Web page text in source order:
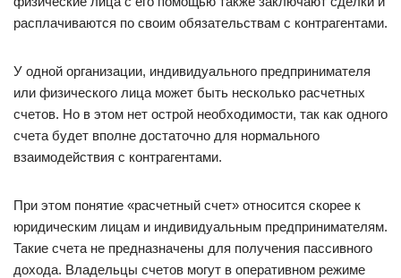
расплачиваются по своим обязательствам с контрагентами.
У одной организации, индивидуального предпринимателя
или физического лица может быть несколько расчетных
счетов. Но в этом нет острой необходимости, так как одного
счета будет вполне достаточно для нормального
взаимодействия с контрагентами.
При этом понятие «расчетный счет» относится скорее к
юридическим лицам и индивидуальным предпринимателям.
Такие счета не предназначены для получения пассивного
дохода. Владельцы счетов могут в оперативном режиме